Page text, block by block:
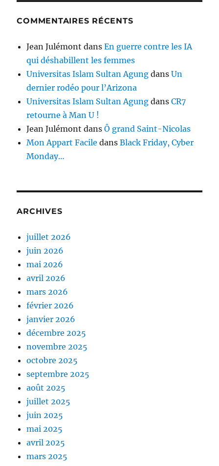
COMMENTAIRES RÉCENTS
Jean Julémont dansEn guerre contre les IA
qui déshabillent les femmes
Universitas Islam Sultan Agung dansUn
dernier rodéo pour l’Arizona
Universitas Islam Sultan Agung dansCR7
retourne à Man U !
Jean Julémont dansÔ grand Saint-Nicolas
Mon Appart Facile dansBlack Friday, Cyber
Monday…
ARCHIVES
juillet 2026
juin 2026
mai 2026
avril 2026
mars 2026
février 2026
janvier 2026
décembre 2025
novembre 2025
octobre 2025
septembre 2025
août 2025
juillet 2025
juin 2025
mai 2025
avril 2025
mars 2025